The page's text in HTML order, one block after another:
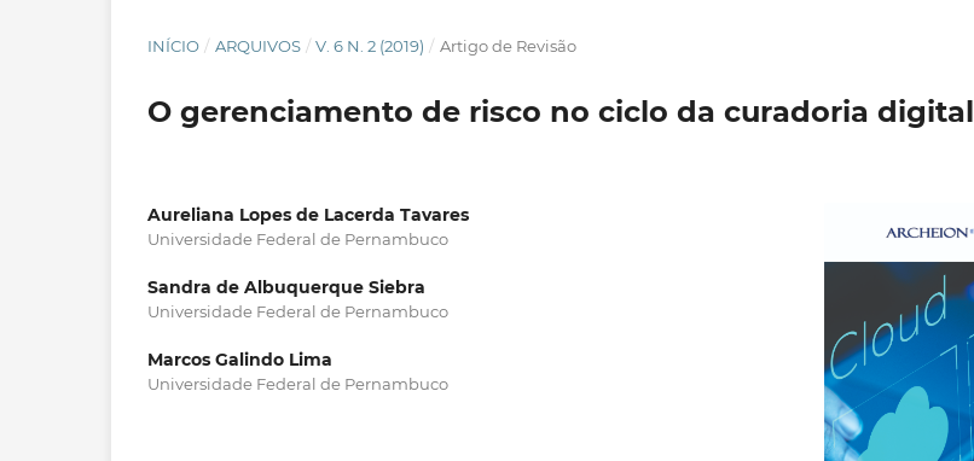
INÍCIO / ARQUIVOS / V. 6 N. 2 (2019) / Artigo de Revisão
O gerenciamento de risco no ciclo da curadoria digital
Aureliana Lopes de Lacerda Tavares
Universidade Federal de Pernambuco
Sandra de Albuquerque Siebra
Universidade Federal de Pernambuco
Marcos Galindo Lima
Universidade Federal de Pernambuco